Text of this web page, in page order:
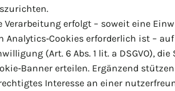
Verarbeitung erfolgt – soweit eine
Analytics‑Cookies erforderlich ist –
(Art. 6 Abs. 1 lit. a DSGVO),
erteilen. Ergänzend
Interesse an einer